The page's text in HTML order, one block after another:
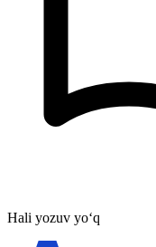
Hali yozuv yo‘q